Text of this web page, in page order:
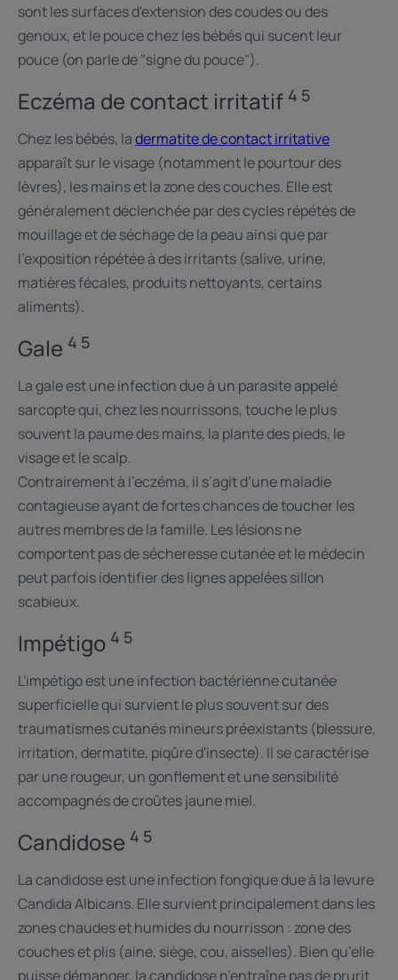
sont les surfaces d'extension des coudes ou des
genoux, et le pouce chez les bébés qui sucent leur
pouce (on parle de "signe du pouce").
Eczéma de contact irritatif 4 5
Chez les bébés, ladermatite de contact irritative
apparaît sur le visage (notamment le pourtour des
lèvres), les mains et la zone des couches. Elle est
généralement déclenchée par des cycles répétés de
mouillage et de séchage de la peau ainsi que par
l'exposition répétée à des irritants (salive, urine,
matières fécales, produits nettoyants, certains
aliments).
Gale 4 5
La gale est une infection due à un parasite appelé
sarcopte qui, chez les nourrissons, touche le plus
souvent la paume des mains, la plante des pieds, le
visage et le scalp.
Contrairement à l’eczéma, il s’agit d’une maladie
contagieuse ayant de fortes chances de toucher les
autres membres de la famille. Les lésions ne
comportent pas de sécheresse cutanée et le médecin
peut parfois identifier des lignes appelées sillon
scabieux.
Impétigo 4 5
L'impétigo est une infection bactérienne cutanée
superficielle qui survient le plus souvent sur des
traumatismes cutanés mineurs préexistants (blessure,
irritation, dermatite, piqûre d'insecte). Il se caractérise
par une rougeur, un gonflement et une sensibilité
accompagnés de croûtes jaune miel.
Candidose 4 5
La candidose est une infection fongique due à la levure
Candida Albicans. Elle survient principalement dans les
zones chaudes et humides du nourrisson : zone des
couches et plis (aine, siège, cou, aisselles). Bien qu’elle
puisse démanger, la candidose n’entraîne pas de prurit